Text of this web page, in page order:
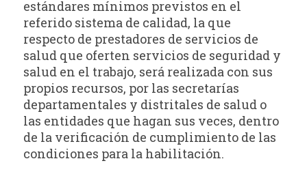
estándares mínimos previstos en el
referido sistema de calidad, la que
respecto de prestadores de servicios de
salud que oferten servicios de seguridad y
salud en el trabajo, será realizada con sus
propios recursos, por las secretarías
departamentales y distritales de salud o
las entidades que hagan sus veces, dentro
de la verificación de cumplimiento de las
condiciones para la habilitación.